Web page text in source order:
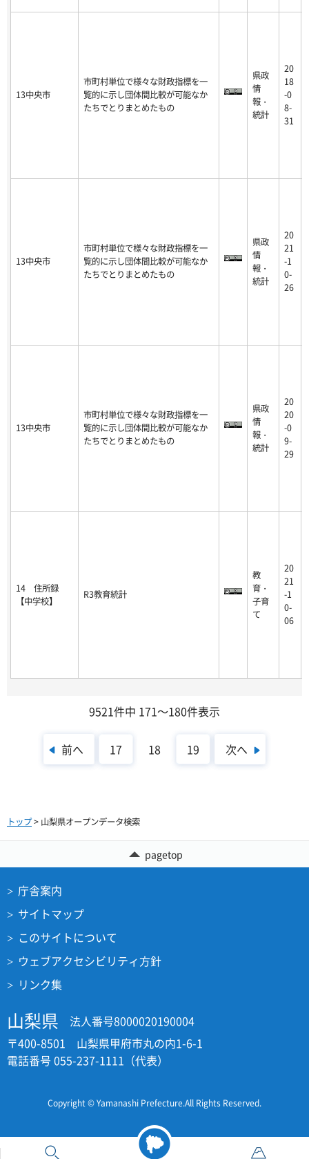
13中央市
市町村単位で様々な財政指標を一
覧的に示し団体間比較が可能なか
たちでとりまとめたもの
県政
情
報・
統計
20
18
-0
8-
31
13中央市
市町村単位で様々な財政指標を一
覧的に示し団体間比較が可能なか
たちでとりまとめたもの
県政
情
報・
統計
20
21
-1
0-
26
13中央市
市町村単位で様々な財政指標を一
覧的に示し団体間比較が可能なか
たちでとりまとめたもの
県政
情
報・
統計
20
20
-0
9-
29
14 住所録
【中学校】
R3教育統計
教
育・
子育
て
20
21
-1
0-
06
9521件中 171～180件表示
前へ 17 18 19 次へ
トップ> 山梨県オープンデータ検索
pagetop
庁舎案内
サイトマップ
このサイトについて
ウェブアクセシビリティ方針
リンク集
山梨県
法人番号8000020190004
〒400-8501 山梨県甲府市丸の内1-6-1
電話番号 055-237-1111（代表）
Copyright © Yamanashi Prefecture.All Rights Reserved.